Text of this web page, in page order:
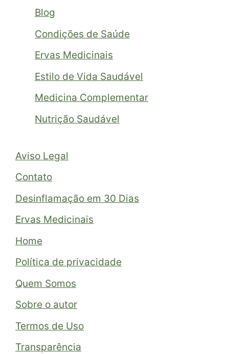
Blog
Condições de Saúde
Ervas Medicinais
Estilo de Vida Saudável
Medicina Complementar
Nutrição Saudável
Aviso Legal
Contato
Desinflamação em 30 Dias
Ervas Medicinais
Home
Política de privacidade
Quem Somos
Sobre o autor
Termos de Uso
Transparência